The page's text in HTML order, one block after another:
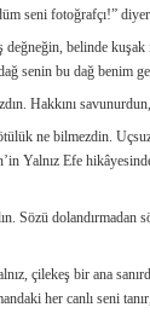
seni fotoğrafçı!”
belinde kuşak
senin bu dağ benim
Hakkını
ne bilmezdin.
Yalnız Efe
Sözü dolandırmadan
çilekeş bir ana
her canlı seni